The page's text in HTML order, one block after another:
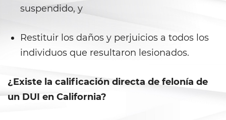
Probation Violation
Record Sealing
Vacating/ Setting Aside a
Conviction
suspendido, y
Restituir los daños y perjuicios a todos los
individuos que resultaron lesionados.
¿Existe la calificación directa de felonía de
un DUI en California?